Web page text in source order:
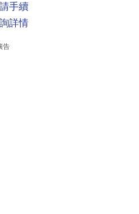
手續
詳情
告